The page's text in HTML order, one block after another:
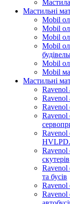
Мастила
Мастильні
Mobil
Mobil
Mobil
Mobil
Mobil
Mobil
Мастильні
Ravenol
Ravenol
Ravenol
Ravenol
Ravenol
HVLPD.
Ravenol
скутерів
Ravenol
та бусів
Ravenol
Ravenol